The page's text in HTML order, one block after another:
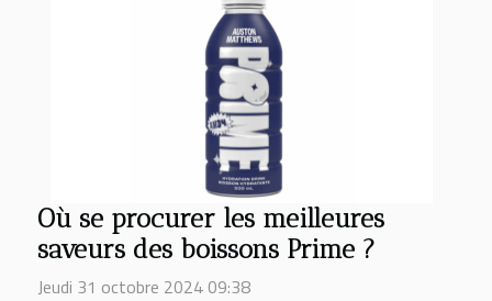
Où se procurer les meilleures
saveurs des boissons Prime ?
Jeudi 31 octobre 2024 09:38